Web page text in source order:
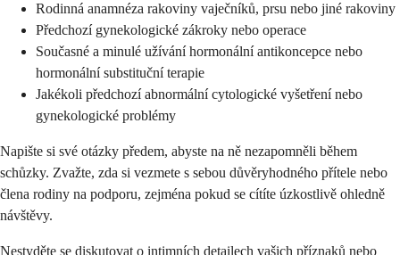
Rodinná anamnéza rakoviny vaječníků, prsu nebo jiné rakoviny
Předchozí gynekologické zákroky nebo operace
Současné a minulé užívání hormonální antikoncepce nebo
hormonální substituční terapie
Jakékoli předchozí abnormální cytologické vyšetření nebo
gynekologické problémy
Napište si své otázky předem, abyste na ně nezapomněli během
schůzky. Zvažte, zda si vezmete s sebou důvěryhodného přítele nebo
člena rodiny na podporu, zejména pokud se cítíte úzkostlivě ohledně
návštěvy.
Nestyděte se diskutovat o intimních detailech vašich příznaků nebo